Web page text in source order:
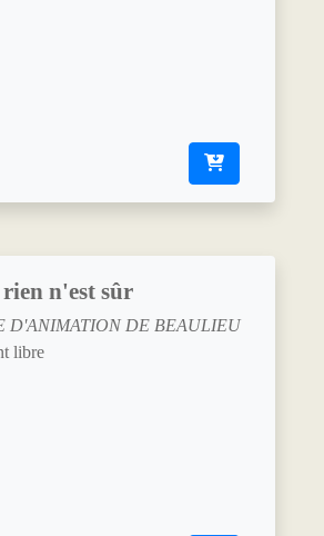
n'est sûr
D'ANIMATION DE BEAULIEU
libre